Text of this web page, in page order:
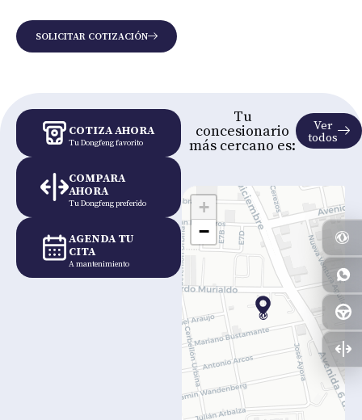
SOLICITAR COTIZACIÓN
COTIZA AHORA
Tu Dongfeng favorito
COMPARA
AHORA
Tu Dongfeng preferido
AGENDA TU
CITA
A mantenimiento
Tu
concesionario
más cercano es:
Ver
todos
+
−